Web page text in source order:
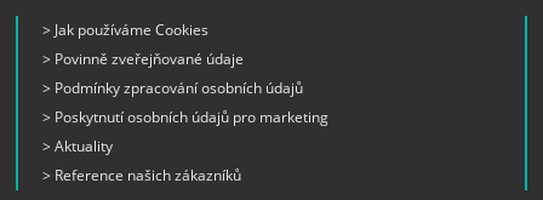
> Jak používáme Cookies
> Povinně zveřejňované údaje
> Podmínky zpracování osobních údajů
> Poskytnutí osobních údajů pro marketing
> Aktuality
> Reference našich zákazníků